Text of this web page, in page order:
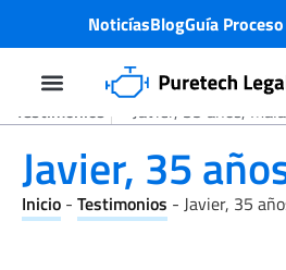
NoticíasBlogGuía
Testimonios Javier, 35 años,
Javier, 35
Inicio - Testimonios - Javier, 35